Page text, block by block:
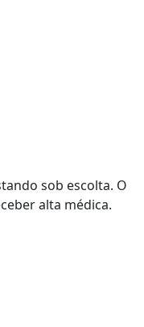
sob escolta. O
alta médica.